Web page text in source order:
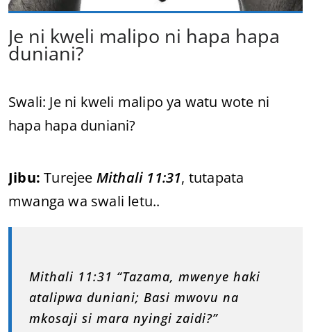
Je ni kweli malipo ni hapa hapa
duniani?
Swali: Je ni kweli malipo ya watu wote ni
hapa hapa duniani?
Jibu: Turejee Mithali 11:31, tutapata
mwanga wa swali letu..
Mithali 11:31 “Tazama, mwenye haki
atalipwa duniani; Basi mwovu na
mkosaji si mara nyingi zaidi?”